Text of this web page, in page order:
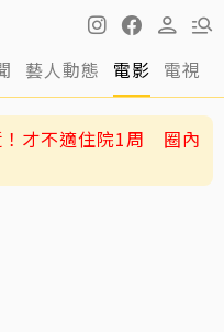
藝人動態 電影 電視
！才不適住院1周 圈內